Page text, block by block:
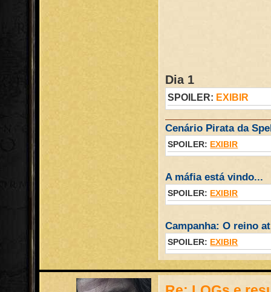
Dia 1
SPOILER: EXIBIR
Cenário Pirata da
SPOILER: EXIBIR
A máfia está vindo...
SPOILER: EXIBIR
Campanha: O reino
SPOILER: EXIBIR